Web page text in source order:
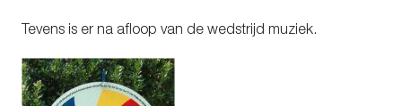
Tevens is er na afloop van de wedstrijd muziek.